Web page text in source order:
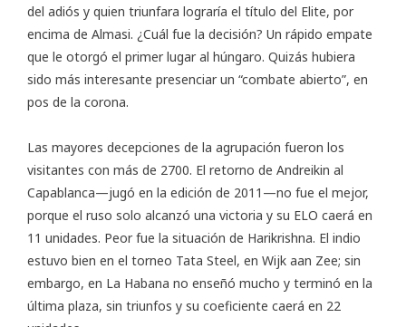
del adiós y quien triunfara lograría el título del Elite, por
encima de Almasi. ¿Cuál fue la decisión? Un rápido empate
que le otorgó el primer lugar al húngaro. Quizás hubiera
sido más interesante presenciar un “combate abierto”, en
pos de la corona.
Las mayores decepciones de la agrupación fueron los
visitantes con más de 2700. El retorno de Andreikin al
Capablanca—jugó en la edición de 2011—no fue el mejor,
porque el ruso solo alcanzó una victoria y su ELO caerá en
11 unidades. Peor fue la situación de Harikrishna. El indio
estuvo bien en el torneo Tata Steel, en Wijk aan Zee; sin
embargo, en La Habana no enseñó mucho y terminó en la
última plaza, sin triunfos y su coeficiente caerá en 22